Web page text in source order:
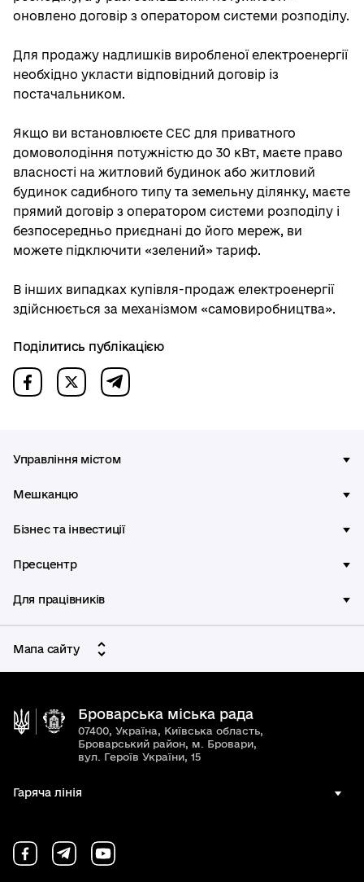
оновлено договір з оператором системи розподілу.
Для продажу надлишків виробленої електроенергії
необхідно укласти відповідний договір із
постачальником.
Якщо ви встановлюєте СЕС для приватного
домоволодіння потужністю до 30 кВт, маєте право
власності на житловий будинок або житловий
будинок садибного типу та земельну ділянку, маєте
прямий договір з оператором системи розподілу і
безпосередньо приєднані до його мереж, ви
можете підключити «зелений» тариф.
В інших випадках купівля-продаж електроенергії
здійснюється за механізмом «самовиробництва».
Поділитись публікацією
Управління містом
Мешканцю
Бізнес та інвестиції
Пресцентр
Для працівників
Мапа сайту
Броварська міська рада
07400, Україна, Київська область,
Броварський район, м. Бровари,
вул. Героїв України, 15
Гаряча лінія